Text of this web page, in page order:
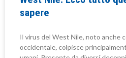
sapere
Il virus del West Nile, noto anche
occidentale, colpisce